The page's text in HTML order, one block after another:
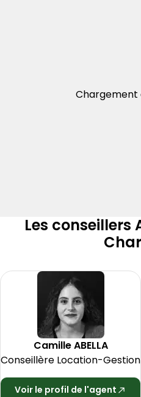
Chargement
Les conseillers
CamilleABELLA
Conseillère Location-Gestion
Voir le profil de l'agent